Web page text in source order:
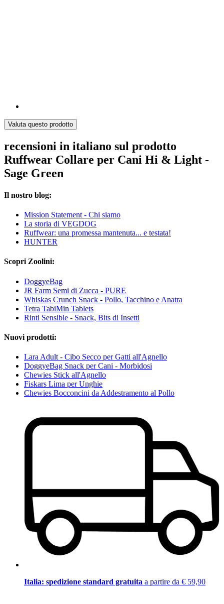
Valuta questo prodotto
recensioni in italiano sul prodotto
Ruffwear Collare per Cani Hi & Light -
Sage Green
Il nostro blog:
Mission Statement - Chi siamo
La storia di VEGDOG
Ruffwear: una promessa mantenuta... e testata!
HUNTER
Scopri Zoolini:
DoggyeBag
JR Farm Semi di Zucca - PURE
Whiskas Crunch Snack - Pollo, Tacchino e Anatra
Tetra TabiMin Tablets
Rinti Sensible - Snack, Bits di Insetti
Nuovi prodotti:
Lara Adult - Cibo Secco per Gatti all'Agnello
DoggyeBag Snack per Cani - Morbidosi
Chewies Stick all'Agnello
Fiskars Lima per Unghie
Chewies Bocconcini da Addestramento al Pollo
Italia: spedizione standard gratuita a partire da € 59,90